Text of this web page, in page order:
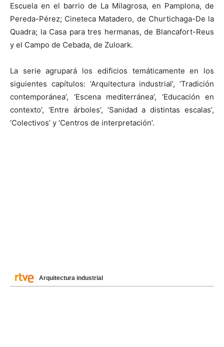
Escuela en el barrio de La Milagrosa, en Pamplona, de
Pereda-Pérez; Cineteca Matadero, de Churtichaga-De la
Quadra; la Casa para tres hermanas, de Blancafort-Reus
y el Campo de Cebada, de Zuloark.
La serie agrupará los edificios temáticamente en los
siguientes capítulos: ‘Arquitectura industrial’, ‘Tradición
contemporánea’, ‘Escena mediterránea’, ‘Educación en
contexto’, ‘Entre árboles’, ‘Sanidad a distintas escalas’,
‘Colectivos’ y ‘Centros de interpretación’.
Arquitectura industrial